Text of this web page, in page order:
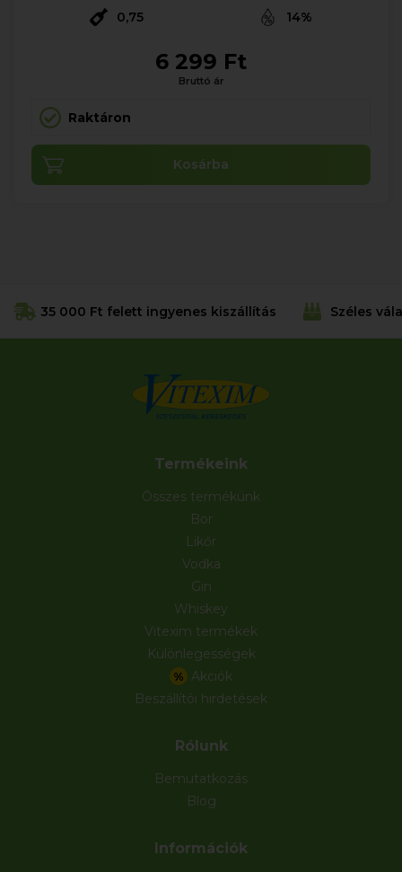
0,75 14%
6 299 Ft
Bruttó ár
Raktáron
Kosárba
35 000 Ft felett ingyenes kiszállítás Széles
Termékeink
Összes termékünk
Bor
Likőr
Vodka
Gin
Whiskey
Vitexim termékek
Különlegességek
% Akciók
Beszállítói hirdetések
Rólunk
Bemutatkozás
Blog
Információk